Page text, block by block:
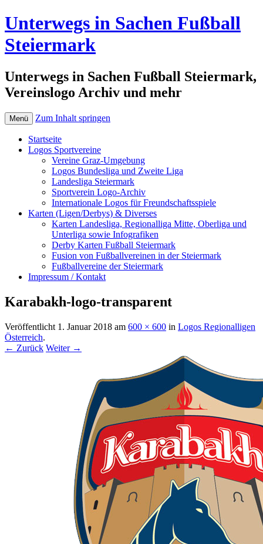
Unterwegs in Sachen Fußball
Steiermark
Unterwegs in Sachen Fußball Steiermark,
Vereinslogo Archiv und mehr
Menü Zum Inhalt springen
Startseite
Logos Sportvereine
Vereine Graz-Umgebung
Logos Bundesliga und Zweite Liga
Landesliga Steiermark
Sportverein Logo-Archiv
Internationale Logos für Freundschaftsspiele
Karten (Ligen/Derbys) & Diverses
Karten Landesliga, Regionalliga Mitte, Oberliga und
Unterliga sowie Infografiken
Derby Karten Fußball Steiermark
Fusion von Fußballvereinen in der Steiermark
Fußballvereine der Steiermark
Impressum / Kontakt
Karabakh-logo-transparent
Veröffentlicht 1. Januar 2018 am 600 × 600 in Logos Regionalligen
Österreich.
← Zurück Weiter →